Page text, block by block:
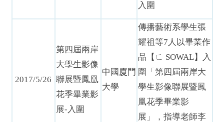
入圍
2017/5/26
第四屆兩岸
大學生影像
聯展暨鳳凰
花季畢業影
展-入圍
中國廈門
大學
傳播藝術系學生張
耀祖等7人以畢業作
品【ㄈ SOWAL】入
圍「第四屆兩岸大
學生影像聯展暨鳳
凰花季畢業影
展」，指導老師李